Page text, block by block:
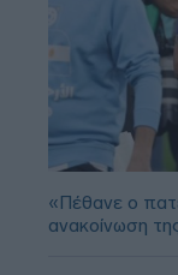
«Πέθανε ο
ανακοίνωση